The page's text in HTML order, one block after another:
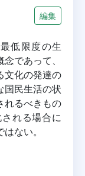
編集
低限度の生
であって、
文化の発達の
国民生活の状
れるべきもの
れる場合に
ない。